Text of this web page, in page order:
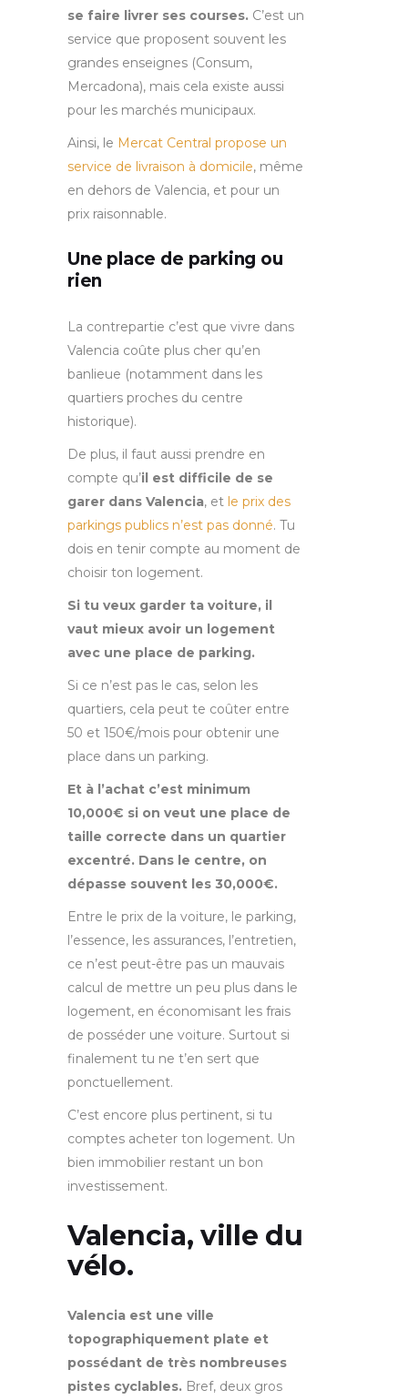
se faire livrer ses courses. C’est un
service que proposent souvent les
grandes enseignes (Consum,
Mercadona), mais cela existe aussi
pour les marchés municipaux.
Ainsi, le Mercat Central propose un
service de livraison à domicile, même
en dehors de Valencia, et pour un
prix raisonnable.
Une place de parking ou
rien
La contrepartie c’est que vivre dans
Valencia coûte plus cher qu’en
banlieue (notamment dans les
quartiers proches du centre
historique).
De plus, il faut aussi prendre en
compte qu’il est difficile de se
garer dans Valencia, et le prix des
parkings publics n’est pas donné. Tu
dois en tenir compte au moment de
choisir ton logement.
Si tu veux garder ta voiture, il
vaut mieux avoir un logement
avec une place de parking.
Si ce n’est pas le cas, selon les
quartiers, cela peut te coûter entre
50 et 150€/mois pour obtenir une
place dans un parking.
Et à l’achat c’est minimum
10,000€ si on veut une place de
taille correcte dans un quartier
excentré. Dans le centre, on
dépasse souvent les 30,000€.
Entre le prix de la voiture, le parking,
l’essence, les assurances, l’entretien,
ce n’est peut-être pas un mauvais
calcul de mettre un peu plus dans le
logement, en économisant les frais
de posséder une voiture. Surtout si
finalement tu ne t’en sert que
ponctuellement.
C’est encore plus pertinent, si tu
comptes acheter ton logement. Un
bien immobilier restant un bon
investissement.
Valencia, ville du
vélo.
Valencia est une ville
topographiquement plate et
possédant de très nombreuses
pistes cyclables. Bref, deux gros